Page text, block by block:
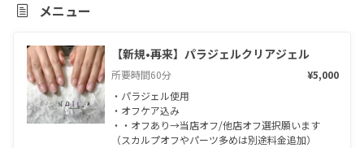
メニュー
【新規•再来】パラジェルクリアジェル
所要時間60分
¥5,000
・パラジェル使用
・オフケア込み
・・オフあり→当店オフ/他店オフ選択願います
（スカルプオフやパーツ多めは別途料金追加）